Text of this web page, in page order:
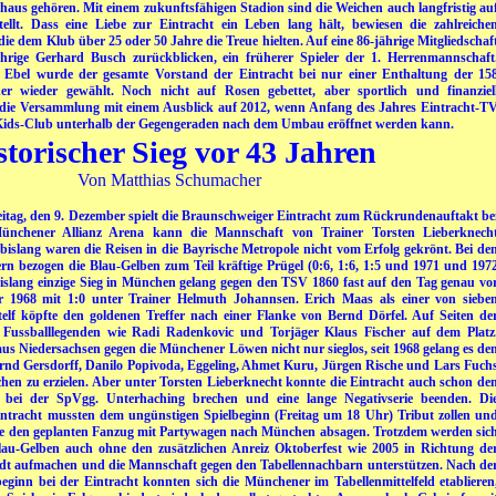
gehören. Mit einem zukunftsfähigen Stadion sind die Weichen auch langfristig
Dass eine Liebe zur Eintracht ein Leben lang hält, bewiesen die
dem Klub über 25 oder 50 Jahre die Treue hielten. Auf eine 86-jährige
Gerhard Busch zurückblicken, ein früherer Spieler der 1.
Ebel wurde der gesamte Vorstand der Eintracht bei nur einer Enthaltung der
wieder gewählt. Noch nicht auf Rosen gebettet, aber sportlich und
Versammlung mit einem Ausblick auf 2012, wenn Anfang des Jahres Eintracht-
Club unterhalb der Gegengeraden nach dem Umbau eröffnet werden kann.
Sieg vor 43 Jahren
Von Matthias Schumacher
den 9. Dezember spielt die Braunschweiger Eintracht zum Rückrundenauftakt
Allianz Arena kann die Mannschaft von Trainer Torsten
waren die Reisen in die Bayrische Metropole nicht vom Erfolg gekrönt. Bei
bezogen die Blau-Gelben zum Teil kräftige Prügel (0:6, 1:6, 1:5 und 1971 und
einzige Sieg in München gelang gegen den TSV 1860 fast auf den Tag genau
1968 mit 1:0 unter Trainer Helmuth Johannsen. Erich Maas als einer von
köpfte den goldenen Treffer nach einer Flanke von Bernd Dörfel. Auf Seiten
Fussballlegenden wie Radi Radenkovic und Torjäger Klaus Fischer auf dem
Niedersachsen gegen die Münchener Löwen nicht nur sieglos, seit 1968 gelang es
Gersdorff, Danilo Popivoda, Eggeling, Ahmet Kuru, Jürgen Rische und Lars
zu erzielen. Aber unter Torsten Lieberknecht konnte die Eintracht auch schon
der SpVgg. Unterhaching brechen und eine lange Negativserie beenden.
mussten dem ungünstigen Spielbeginn (Freitag um 18 Uhr) Tribut zollen
den geplanten Fanzug mit Partywagen nach München absagen. Trotzdem werden
Gelben auch ohne den zusätzlichen Anreiz Oktoberfest wie 2005 in Richtung
aufmachen und die Mannschaft gegen den Tabellennachbarn unterstützen. Nach
bei der Eintracht konnten sich die Münchener im Tabellenmittelfeld